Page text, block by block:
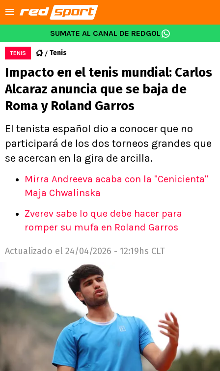
SUMATE AL CANAL DE REDGOL
TENIS Tenis
Impacto en el tenis mundial: Carlos
Alcaraz anuncia que se baja de
Roma y Roland Garros
El tenista español dio a conocer que no
participará de los dos torneos grandes que
se acercan en la gira de arcilla.
Mirra Andreeva acaba con la "Cenicienta"
Maja Chwalinska
Zverev sabe lo que debe hacer para
romper su mufa en Roland Garros
Actualizado el 24/04/2026 - 12:19hs CLT